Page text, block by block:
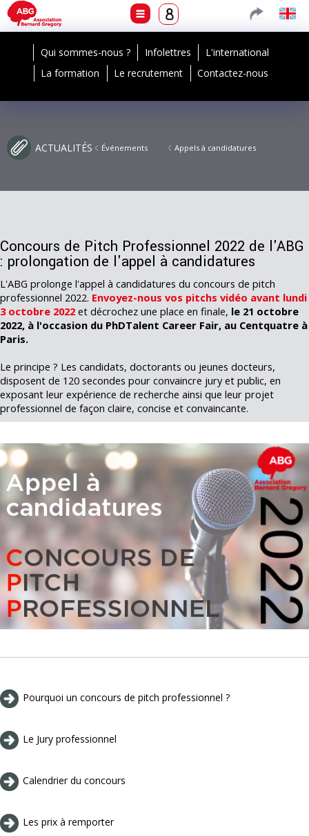
Qui sommes-nous ? Infolettres
L'international
La formation
Le recrutement Contactez-nous
ACTUALITÉS Événements Appels à candidatures
Concours de Pitch Professionnel 2022 de l'ABG
: prolongation de l'appel à candidatures
L'ABG prolonge l'appel à candidatures du concours de pitch
professionnel 2022. Envoyez-nous vos pitchs vidéo avant lundi
3 octobre 2022 et décrochez une place en finale, le 21 octobre
2022, à l'occasion du PhDTalent Career Fair, au Centquatre à
Paris.
Le principe ? Les candidats, doctorants ou jeunes docteurs,
disposent de 120 secondes pour convaincre jury et public, en
exposant leur expérience de recherche ainsi que leur projet
professionnel de façon claire, concise et convaincante.
Pourquoi un concours de pitch professionnel ?
Le Jury professionnel
Calendrier du concours
Les prix à remporter